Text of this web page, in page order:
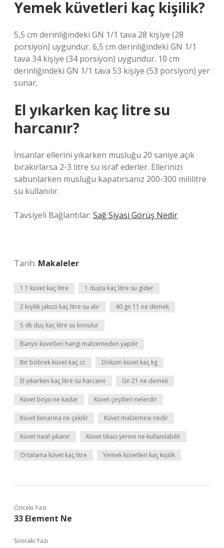
Yemek küvetleri kaç kişilik?
5,5 cm derinliğindeki GN 1/1 tava 28 kişiye (28
porsiyon) uygundur. 6,5 cm derinliğindeki GN 1/1
tava 34 kişiye (34 porsiyon) uygundur. 10 cm
derinliğindeki GN 1/1 tava 53 kişiye (53 porsiyon) yer
sunar.
El yıkarken kaç litre su
harcanır?
İnsanlar ellerini yıkarken musluğu 20 saniye açık
bırakırlarsa 2-3 litre su israf ederler. Ellerinizi
sabunlarken musluğu kapatırsanız 200-300 mililitre
su kullanılır.
Tavsiyeli Bağlantılar: Sağ Siyasi Görüş Nedir
Tarih: Makaleler
1 1 küvet kaç litre 1 duşta kaç litre su gider
2 kişilik jakuzi kaç litre su alır 40 gn 11 ne demek
5 dk duş kaç litre su konulur
Banyo küvetleri hangi malzemeden yapılır
Bir böbrek küvet kaç cc Döküm küvet kaç kg
El yıkarken kaç litre su harcanır Gn 21 ne demek
Küvet boyu ne kadar Küvet çeşitleri nelerdir
Küvet kenarına ne çekilir Küvet malzemesi nedir
Küvet nasıl yıkanır Küvet tıkacı yerine ne kullanılabilir
Ortalama küvet kaç litre Yemek küvetleri kaç kişilik
Önceki Yazı
33 Element Ne
Sonraki Yazı